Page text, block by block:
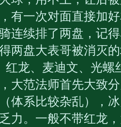
有一次对面直接加
连续排了两盘，记
两盘大表哥被消灭
红龙、麦迪文、光螺
大范法师首先大致
体系比较杂乱），
力。一般不带红龙